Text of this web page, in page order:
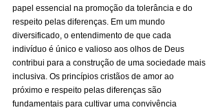
papel essencial na promoção da tolerância e do
respeito pelas diferenças. Em um mundo
diversificado, o entendimento de que cada
indivíduo é único e valioso aos olhos de Deus
contribui para a construção de uma sociedade mais
inclusiva. Os princípios cristãos de amor ao
próximo e respeito pelas diferenças são
fundamentais para cultivar uma convivência